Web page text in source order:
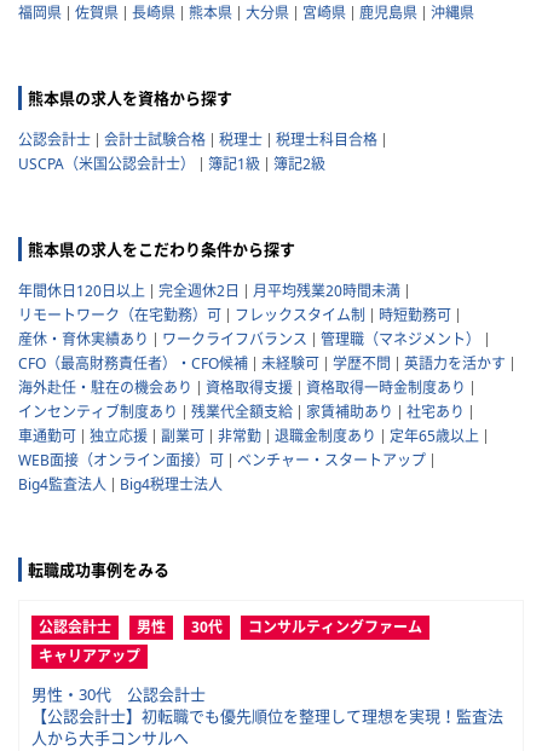
福岡県 佐賀県 長崎県 熊本県 大分県 宮崎県 鹿児島県 沖縄県
熊本県の求人を資格から探す
公認会計士 会計士試験合格 税理士
税理士科目合格
USCPA（米国公認会計士）
簿記1級 簿記2級
熊本県の求人をこだわり条件から探す
年間休日120日以上 完全週休2日
月平均残業20時間未満
リモートワーク（在宅勤務）可
フレックスタイム制
時短勤務可
産休・育休実績あり
ワークライフバランス
管理職（マネジメント）
CFO（最高財務責任者）・CFO候補
未経験可 学歴不問
英語力を活かす
海外赴任・駐在の機会あり
資格取得支援
資格取得一時金制度あり
インセンティブ制度あり
残業代全額支給 家賃補助あり
社宅あり
車通勤可
独立応援 副業可 非常勤 退職金制度あり
定年65歳以上
WEB面接（オンライン面接）可
ベンチャー・スタートアップ
Big4監査法人
Big4税理士法人
転職成功事例をみる
公認会計士 男性 30代
コンサルティングファーム
キャリアアップ
男性・30代 公認会計士
【公認会計士】初転職でも優先順位を整理して理想を実現！監査法
人から大手コンサルへ